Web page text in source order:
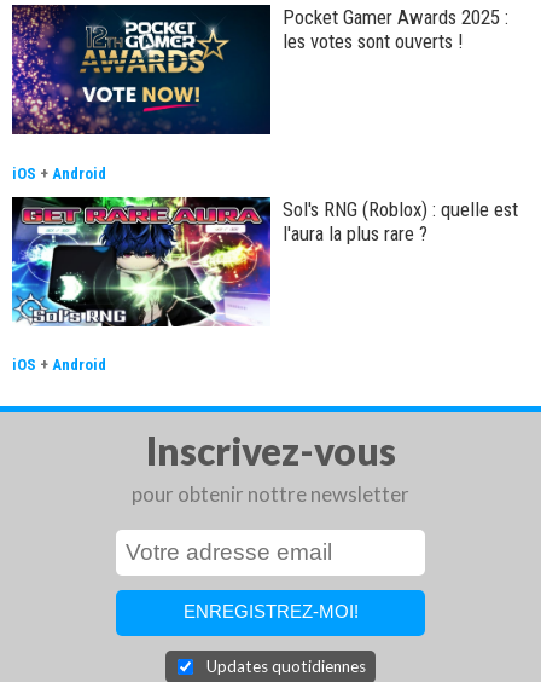
Pocket Gamer Awards 2025 :
les votes sont ouverts !
iOS + Android
Sol's RNG (Roblox) : quelle est
l'aura la plus rare ?
iOS + Android
Inscrivez-vous
pour obtenir nottre newsletter
Updates quotidiennes